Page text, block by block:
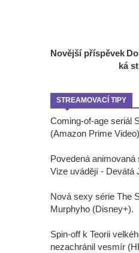
Novější příspěvek
ká
STREAMOVACÍ TIPY
Coming-of-age seriál
(Amazon Prime
Povedená animovaná
Vize uvádějí - Devátá
Nová sexy série The
Murphyho (Disney+).
Spin-off k Teorii
nezachránil vesmír